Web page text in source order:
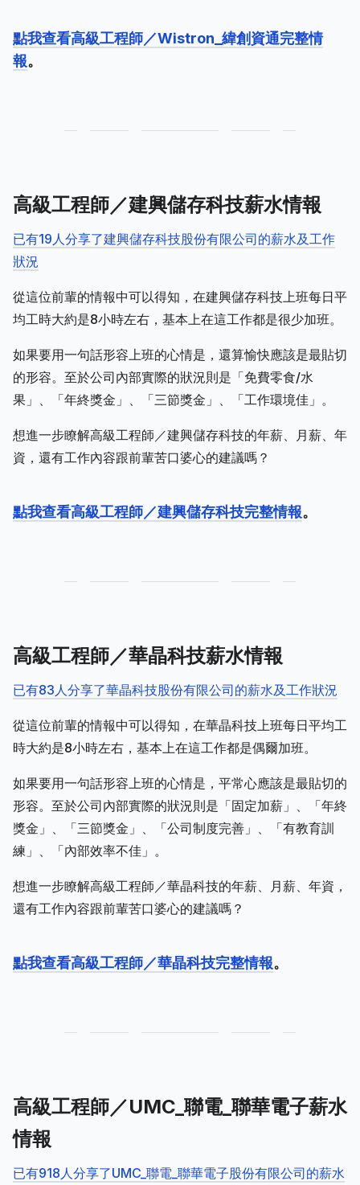
點我查看高級工程師／Wistron_緯創資通完整情
報。
高級工程師／建興儲存科技薪水情報
已有19人分享了建興儲存科技股份有限公司的薪水及工作
狀況
從這位前輩的情報中可以得知，在建興儲存科技上班每日平
均工時大約是8小時左右，基本上在這工作都是很少加班。
如果要用一句話形容上班的心情是，還算愉快應該是最貼切
的形容。至於公司內部實際的狀況則是「免費零食/水
果」、「年終獎金」、「三節獎金」、「工作環境佳」。
想進一步瞭解高級工程師／建興儲存科技的年薪、月薪、年
資，還有工作內容跟前輩苦口婆心的建議嗎？
點我查看高級工程師／建興儲存科技完整情報。
高級工程師／華晶科技薪水情報
已有83人分享了華晶科技股份有限公司的薪水及工作狀況
從這位前輩的情報中可以得知，在華晶科技上班每日平均工
時大約是8小時左右，基本上在這工作都是偶爾加班。
如果要用一句話形容上班的心情是，平常心應該是最貼切的
形容。至於公司內部實際的狀況則是「固定加薪」、「年終
獎金」、「三節獎金」、「公司制度完善」、「有教育訓
練」、「內部效率不佳」。
想進一步瞭解高級工程師／華晶科技的年薪、月薪、年資，
還有工作內容跟前輩苦口婆心的建議嗎？
點我查看高級工程師／華晶科技完整情報。
高級工程師／UMC_聯電_聯華電子薪水
情報
已有918人分享了UMC_聯電_聯華電子股份有限公司的薪水